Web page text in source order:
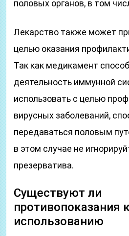
половых органов, в том
Лекарство также может
целью оказания
Так как медикамент
деятельность иммунной
использовать с целью
вирусных заболеваний,
передаваться половым
в этом случае не
презерватива.
Существуют ли
противопоказания
использованию